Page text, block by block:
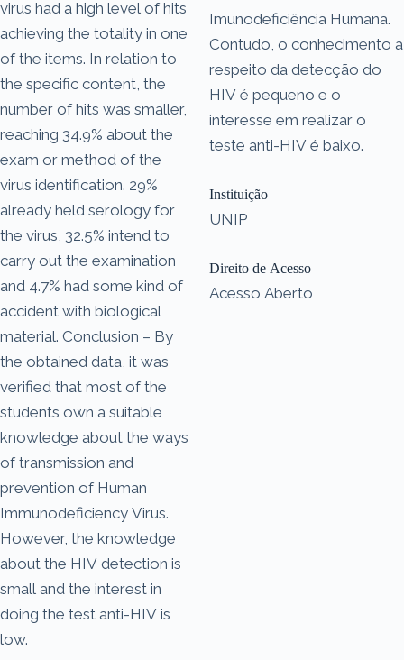
virus had a high level of hits
achieving the totality in one
of the items. In relation to
the specific content, the
number of hits was smaller,
reaching 34.9% about the
exam or method of the
virus identification. 29%
already held serology for
the virus, 32.5% intend to
carry out the examination
and 4.7% had some kind of
accident with biological
material. Conclusion – By
the obtained data, it was
verified that most of the
students own a suitable
knowledge about the ways
of transmission and
prevention of Human
Immunodeficiency Virus.
However, the knowledge
about the HIV detection is
small and the interest in
doing the test anti-HIV is
low.
Imunodeficiência Humana.
Contudo, o conhecimento a
respeito da detecção do
HIV é pequeno e o
interesse em realizar o
teste anti-HIV é baixo.
Instituição
UNIP
Direito de Acesso
Acesso Aberto